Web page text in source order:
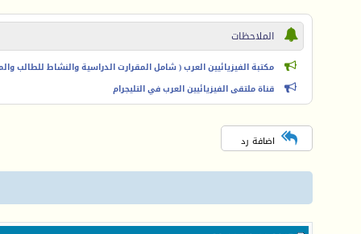
الملاحظات
مكتبة الفيزيائيين العرب ( شامل المقرارت الدراسية والنشاط للطالب
قناة ملتقى الفيزيائيين العرب في التليجرام
اضافة رد